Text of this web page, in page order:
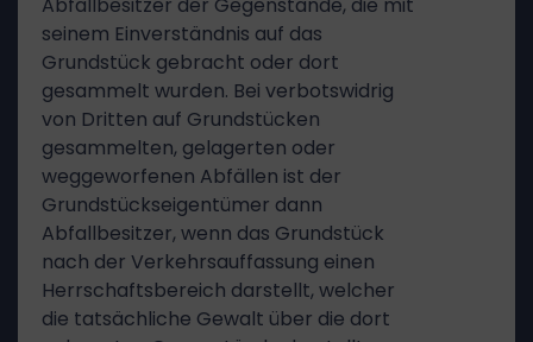
seinem Einverständnis auf das
Grundstück gebracht oder dort
gesammelt wurden. Bei verbotswidrig
von Dritten auf Grundstücken
gesammelten, gelagerten oder
weggeworfenen Abfällen ist der
Grundstückseigentümer dann
Abfallbesitzer, wenn das Grundstück
nach der Verkehrsauffassung einen
Herrschaftsbereich darstellt, welcher
die tatsächliche Gewalt über die dort